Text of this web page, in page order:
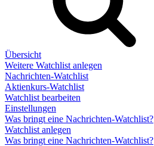
Übersicht
Weitere Watchlist anlegen
Nachrichten-Watchlist
Aktienkurs-Watchlist
Watchlist bearbeiten
Einstellungen
Was bringt eine Nachrichten-Watchlist?
Watchlist anlegen
Was bringt eine Nachrichten-Watchlist?